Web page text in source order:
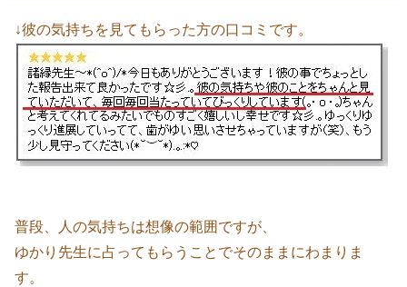
↓彼の気持ちを見てもらった方の口コミです。
普段、人の気持ちは想像の範囲ですが、
ゆかり先生に占ってもらうことでそのままにわまりま
す。